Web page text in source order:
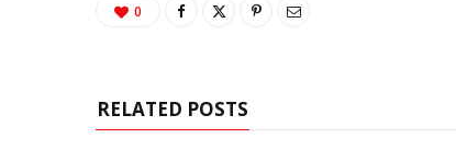
0
RELATED POSTS